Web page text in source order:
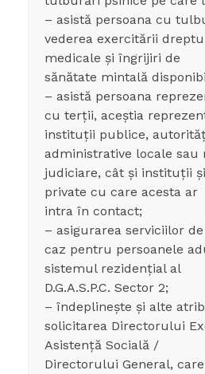
– asistă persoana cu
vederea exercitării
medicale și îngrijiri de
sănătate mintală
– asistă persoana
cu terții, aceștia
instituții publice,
administrative locale sau
judiciare, cât și instituții
private cu care acesta ar
intra în contact;
– asigurarea serviciilor
caz pentru persoanele
sistemul rezidențial al
D.G.A.S.P.C. Sector 2;
– îndeplinește și alte
solicitarea Directorului
Asistență Socială /
Directorului General,